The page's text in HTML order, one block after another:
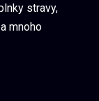
stravy,
mnoho